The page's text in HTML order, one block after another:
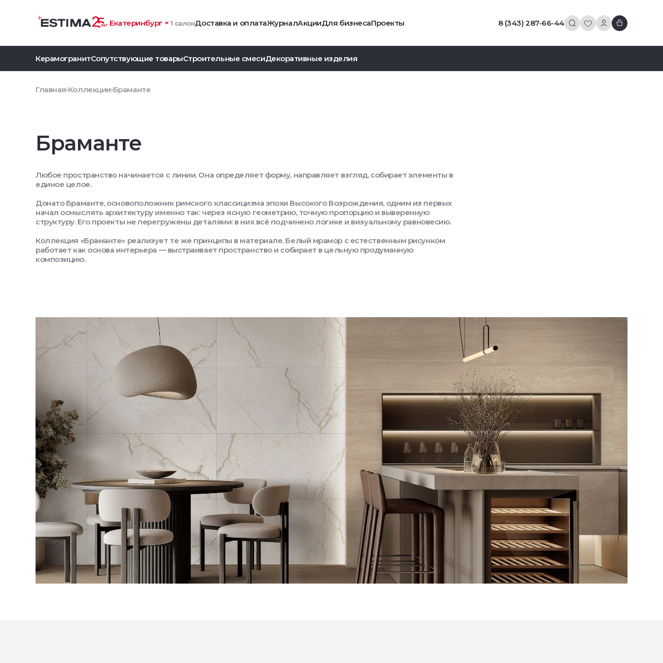
Екатеринбург 1 салонДоставка и оплатаЖурналАкцииДля бизнесаПроекты 8 (343) 287-66-44
КерамогранитСопутствующие товарыСтроительные смесиДекоративные изделия
Главная Коллекции Браманте
Браманте
Любое пространство начинается с линии. Она определяет форму, направляет взгляд, собирает элементы в
единое целое.
Донато Браманте, основоположник римского классицизма эпохи Высокого Возрождения, одним из первых
начал осмыслять архитектуру именно так: через ясную геометрию, точную пропорцию и выверенную
структуру. Его проекты не перегружены деталями: в них всё подчинено логике и визуальному равновесию.
Коллекция «Браманте» реализует те же принципы в материале. Белый мрамор с естественным рисунком
работает как основа интерьера — выстраивает пространство и собирает в цельную продуманную
композицию.